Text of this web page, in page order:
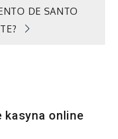
DE SANTO
kasyna online